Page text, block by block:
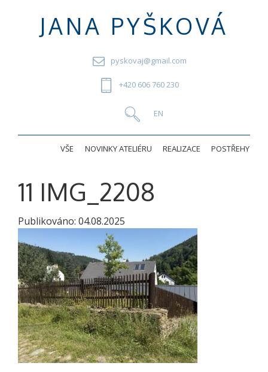
JANA PYŠKOVÁ
pyskovaj@gmail.com
+420 606 760 230
VŠE NOVINKY ATELIÉRU REALIZACE POSTŘEHY
11 IMG_2208
Publikováno: 04.08.2025